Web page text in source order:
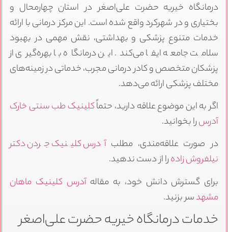
درمانگاه خیریه حضرت علی‌اصغر در استان چهارمحال و
بختیاری و در شهرکرد واقع شده است. این مرکز درمانی با ارائه
خدمات متنوع پزشکی و بهداشتی، نقش مهمی در بهبود
سلامت جامعه ایفا می‌کند. این درمانگاه با بهره‌گیری از
پزشکان متخصص و کادر درمانی مجرب، خدماتی در زمینه‌های
مختلف پزشکی ارائه می‌دهد.
اگر به این موضوع علاقه دارید، حتماًکلینیک طب سنتی خارک
آدرسرا بخوانید.
در صورت علاقه‌مندی، مطلب آدرس کلینیک جردن دکتر
نیلفروش زادهرا از دست ندهید.
برای گسترش دانش خود، به مقاله آدرس کلینیک ماهان
مشهدسر بزنید.
خدمات درمانگاه خیریه حضرت علی‌اصغر